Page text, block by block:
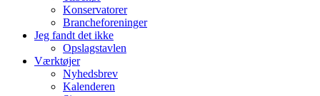
Konservatorer
Brancheforeninger
Jeg fandt det ikke
Opslagstavlen
Værktøjer
Nyhedsbrev
Kalenderen